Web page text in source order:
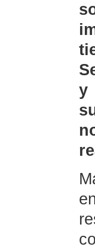
y